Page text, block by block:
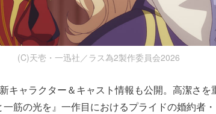
(C)天壱・一迅社／ラス為2製作委員会2026
キャラクター＆キャスト情報も公開。高潔さを
筋の光を』一作目におけるプライドの婚約者